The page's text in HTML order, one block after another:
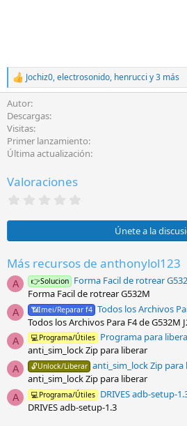
R
e
a
c
c
i
o
n
s
Jochiz0,electrosonido, henrucci y 3 más
Autor
Descargas
Visitas
Primer lanzamiento
Última actualización
Valoraciones
0
e
t
r
e
l
l
a
(
s
)
Únete a la
Más recursos de anthonylol123
A 👉Solucion Forma Facil de rotrear
Forma Facil de rotrear G532M
A 📶Imei/Reparar f4 Todos los Archivos
Todos los Archivos Para F4 de G532M
A 💻Programa/Útiles Programa para
anti_sim_lock Zip para liberar
A 🔓Unlock/Liberar anti_sim_lock Zip para
anti_sim_lock Zip para liberar
A 💻Programa/Útiles DRIVES adb-setup-
DRIVES adb-setup-1.3